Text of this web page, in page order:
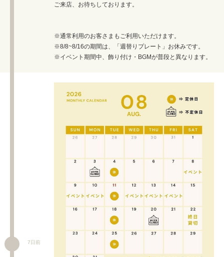
ご来店、お待ちしております。
※通常利用のお客さまもご利用いただけます。
※8/8~8/16の期間は、「週替りプレート」お休みです。
※イベント期間中、飾り付け・BGMが普段と異なります。
7日前